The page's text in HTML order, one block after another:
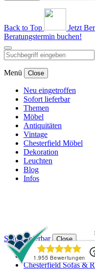
Back to Top Jetzt
Beratungstermin buchen!
Menü Close
Neu eingetroffen
Sofort lieferbar
Themen
Möbel
Antiquitäten
Vintage
Chesterfield Möbel
Dekoration
Leuchten
Blog
Infos
Sofort lieferbar Close
Chesterfield Möbel
Chesterfield Sofas &